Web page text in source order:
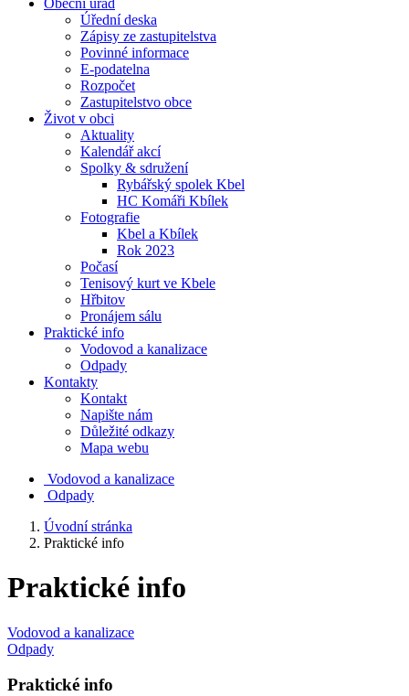
Obecní úřad
Úřední deska
Zápisy ze zastupitelstva
Povinné informace
E-podatelna
Rozpočet
Zastupitelstvo obce
Život v obci
Aktuality
Kalendář akcí
Spolky & sdružení
Rybářský spolek Kbel
HC Komáři Kbílek
Fotografie
Kbel a Kbílek
Rok 2023
Počasí
Tenisový kurt ve Kbele
Hřbitov
Pronájem sálu
Praktické info
Vodovod a kanalizace
Odpady
Kontakty
Kontakt
Napište nám
Důležité odkazy
Mapa webu
Vodovod a kanalizace
Odpady
Úvodní stránka
Praktické info
Praktické info
Vodovod a kanalizace
Odpady
Praktické info